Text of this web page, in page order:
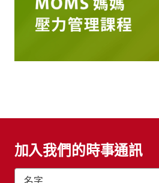
加入我們的時事通訊